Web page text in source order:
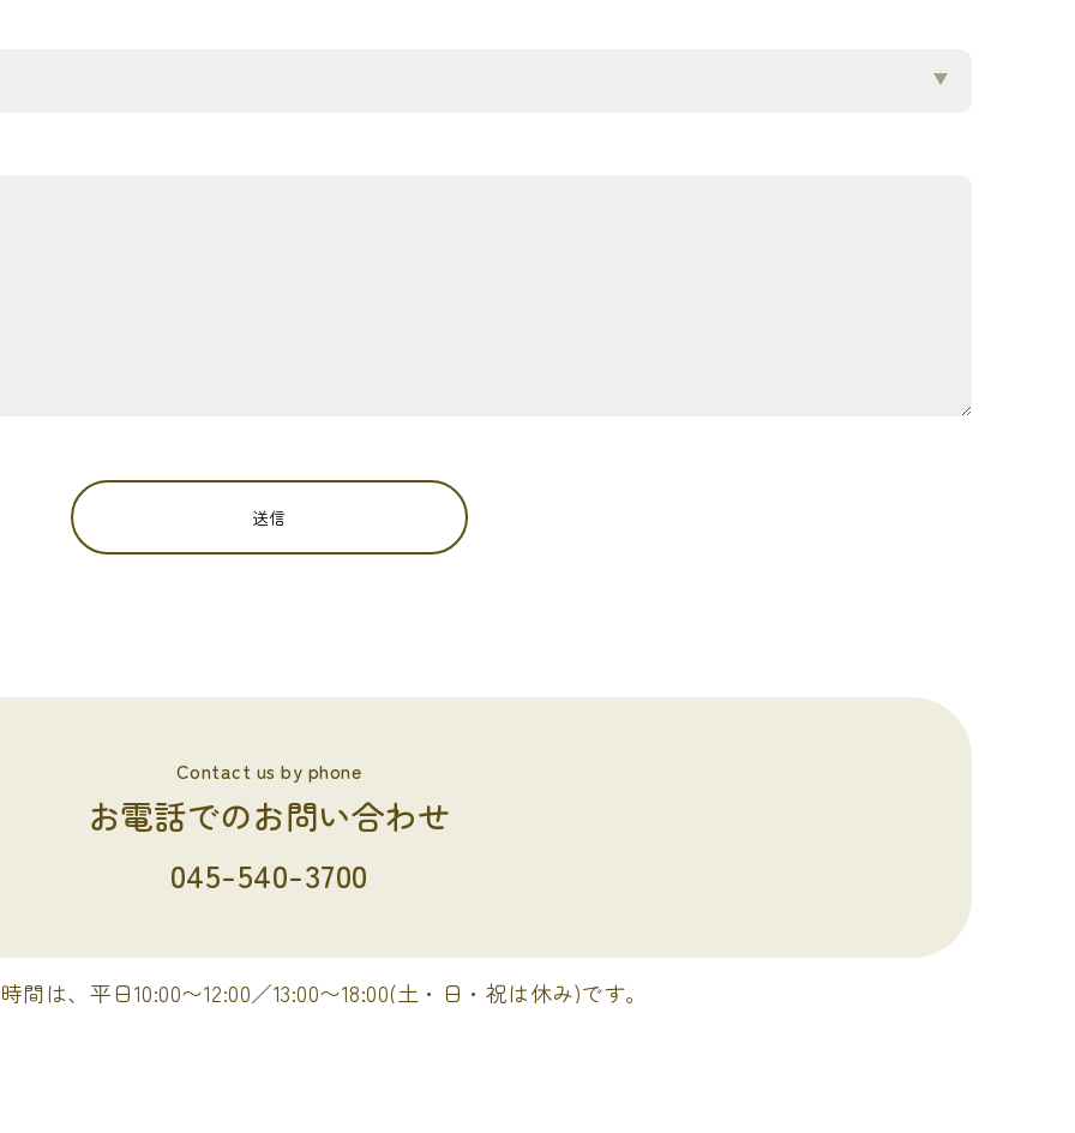
Contact us by phone
お電話でのお問い合わせ
045-540-3700
間は、平日10:00〜12:00／13:00〜18:00(土・日・祝は休み)です。